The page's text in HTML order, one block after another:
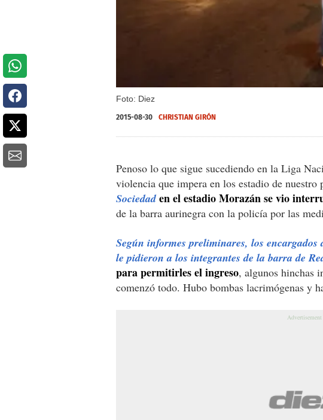
Foto: Diez
2015-08-30 CHRISTIAN GIRÓN
Penoso lo que sigue sucediendo en la Liga
violencia que impera en los estadio de nuestro
Sociedaden el estadio Morazán se vio
de la barra aurinegra con la policía por las
Según informes preliminares, los
le pidieron a los integrantes de la barra de
para permitirles el ingreso, algunos hinchas
comenzó todo. Hubo bombas lacrimógenas y